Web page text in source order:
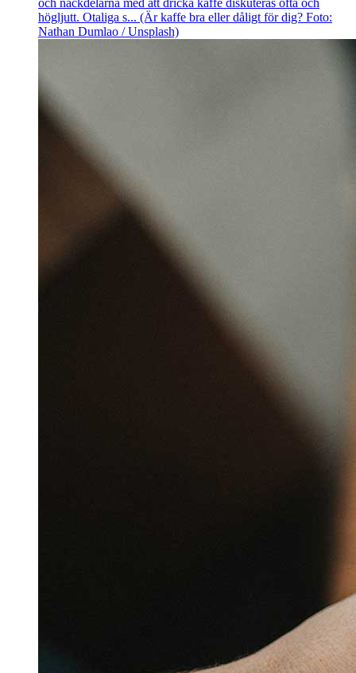
högljutt. Otaliga s... (Är kaffe bra eller dåligt för dig? Foto:
Nathan Dumlao / Unsplash)